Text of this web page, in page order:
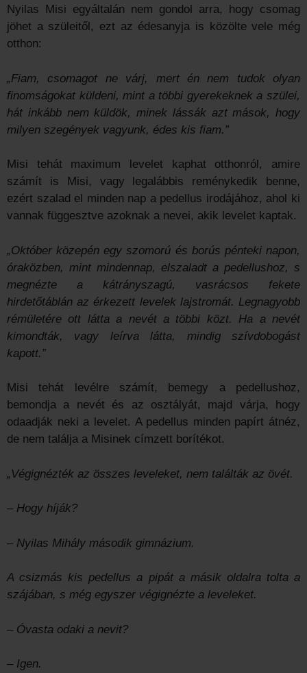
Nyilas Misi egyáltalán nem gondol arra, hogy csomag
jöhet a szüleitől, ezt az édesanyja is közölte vele még
otthon:
„Fiam, csomagot ne várj, mert én nem tudok olyan
finomságokat küldeni, mint a többi gyere­keknek a szülei,
hát inkább nem küldök, minek lássák azt mások, hogy
milyen szegények vagyunk, édes kis fiam.”
Misi tehát maximum levelet kaphat otthonról, amire
számít is Misi, vagy legalábbis reménykedik benne,
ezért szalad el minden nap a pedellus irodájához, ahol ki
vannak függesztve azoknak a nevei, akik levelet kaptak.
„Október közepén egy szomorú és borús pénteki napon,
óraközben, mint mindennap, elszaladt a pedellushoz, s
megnézte a kátrányszagú, vasrácsos fekete
hirdetőtáblán az érkezett levelek lajstromát. Legnagyobb
rémületére ott látta a nevét a többi közt. Ha a nevét
kimondták, vagy leírva látta, mindig szívdobogást
kapott.”
Misi tehát levélre számít, bemegy a pedellushoz,
bemondja a nevét és az osztályát, majd várja, hogy
odaadják neki a levelet. A pedellus minden papírt átnéz,
de nem találja a Misinek címzett borítékot.
„Végignézték az összes leveleket, nem találták az övét.
– Hogy híják?
– Nyilas Mihály második gimnázium.
A csizmás kis pedellus a pipát a másik oldalra tolta a
szájában, s még egyszer végignézte a leveleket.
– Óvasta odaki a nevit?
– Igen.